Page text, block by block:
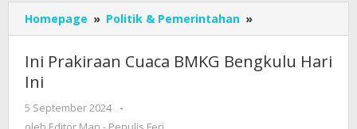
Homepage » Politik & Pemerintahan »
Prakiraan
BMKG
Ini Prakiraan Cuaca BMKG Bengkulu Hari
Ini
5 September 2024
oleh
Editor
-